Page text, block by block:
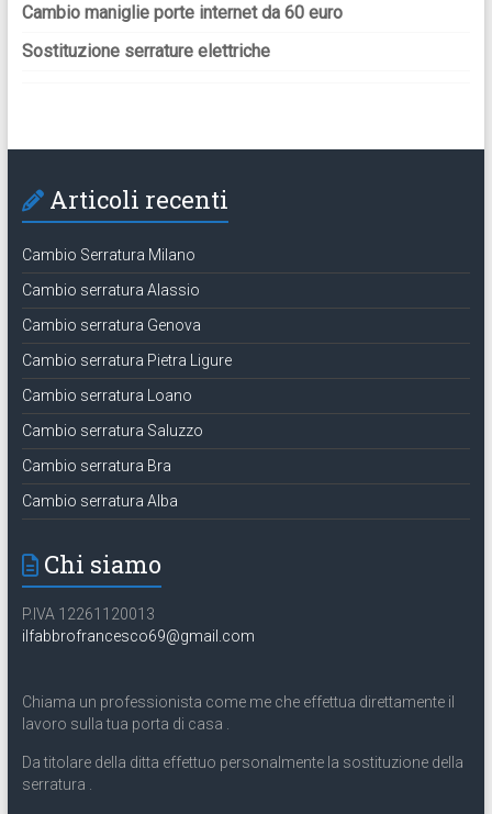
Cambio maniglie porte internet da 60 euro
Sostituzione serrature elettriche
Articoli recenti
Cambio Serratura Milano
Cambio serratura Alassio
Cambio serratura Genova
Cambio serratura Pietra Ligure
Cambio serratura Loano
Cambio serratura Saluzzo
Cambio serratura Bra
Cambio serratura Alba
Chi siamo
P.IVA 12261120013
ilfabbrofrancesco69@gmail.com
Chiama un professionista come me che effettua direttamente il
lavoro sulla tua porta di casa .
Da titolare della ditta effettuo personalmente la sostituzione della
serratura .